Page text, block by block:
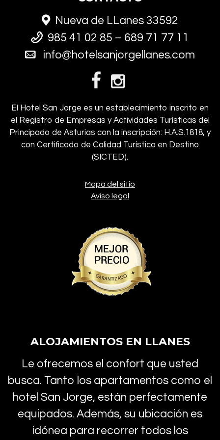
Nueva de LLanes 33592
985 41 02 85 – 689 71 77 11
info@hotelsanjorgellanes.com
El Hotel San Jorge es un establecimiento inscrito en
el Registro de Empresas y Actividades Turísticas del
Principado de Asturias con la inscripción: H.A.S.1818, y
con Certificado de Calidad Turística en Destino
(SICTED).
Mapa del sitio
Aviso legal
ALOJAMIENTOS EN LLANES
Le ofrecemos el confort que usted
busca. Tanto los apartamentos como el
hotel San Jorge, están perfectamente
equipados. Además, su ubicación es
idónea para recorrer todos los